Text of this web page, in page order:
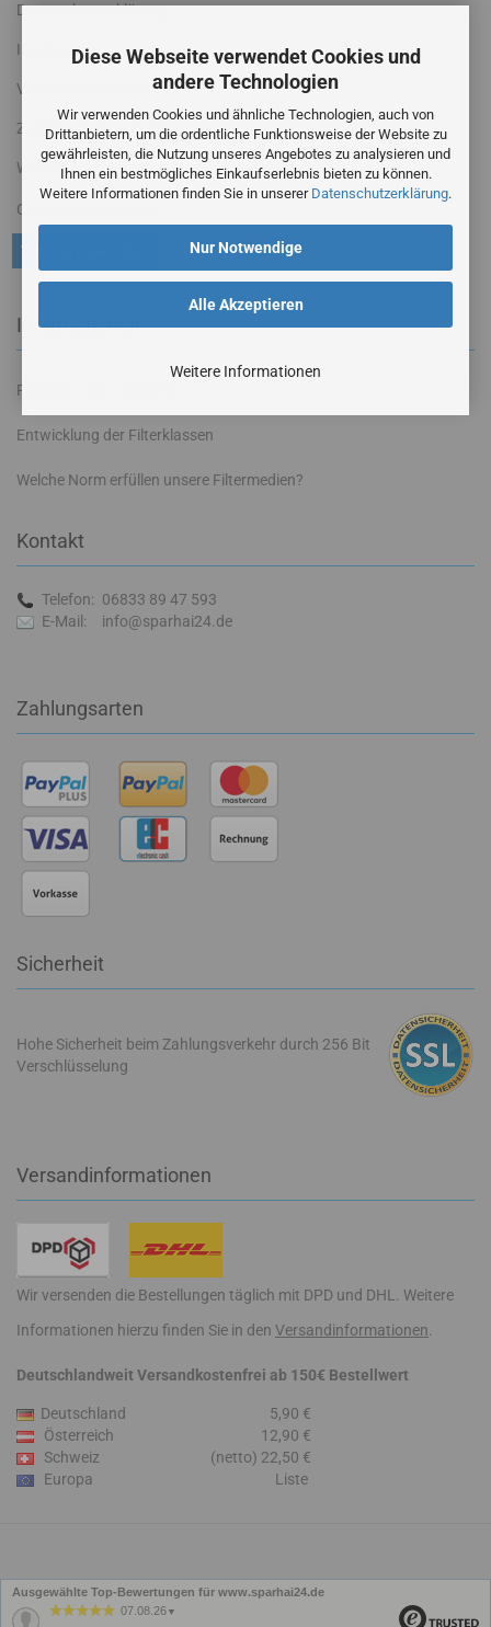
Diese Webseite verwendet Cookies und
andere Technologien
Wir verwenden Cookies und ähnliche Technologien, auch von
Drittanbietern, um die ordentliche Funktionsweise der Website zu
gewährleisten, die Nutzung unseres Angebotes zu analysieren und
Ihnen ein bestmögliches Einkaufserlebnis bieten zu können.
Weitere Informationen finden Sie in unserer Datenschutzerklärung.
Alle Akzeptieren
Nur Notwendige
Weitere Informationen
Datenschutzerklärung
Impressum
Versandinformationen
Zahlungsbedingungen
Widerrufsrecht & Widerrufsformular
Vertrag widerrufen
Cookie Einstellungen
Informationen
Funktion von Luftfiltern
Entwicklung der Filterklassen
Welche Norm erfüllen unsere Filtermedien?
Kontakt
Telefon: 06833 89 47 593
E-Mail:
info@sparhai24.de
Zahlungsarten
Sicherheit
Hohe Sicherheit beim Zahlungsverkehr durch 256 Bit
Verschlüsselung
Versandinformationen
Wir versenden die Bestellungen täglich mit DPD und DHL. Weitere
Informationen hierzu finden Sie in den Versandinformationen
Deutschlandweit Versandkostenfrei ab 150€ Bestellwert
Deutschland
5,90 €
Österreich
12,90 €
Schweiz
(netto) 22,50 €
Europa
Liste
Ausgewählte Top-Bewertungen für www.sparhai24.de
07.08.26 ▼